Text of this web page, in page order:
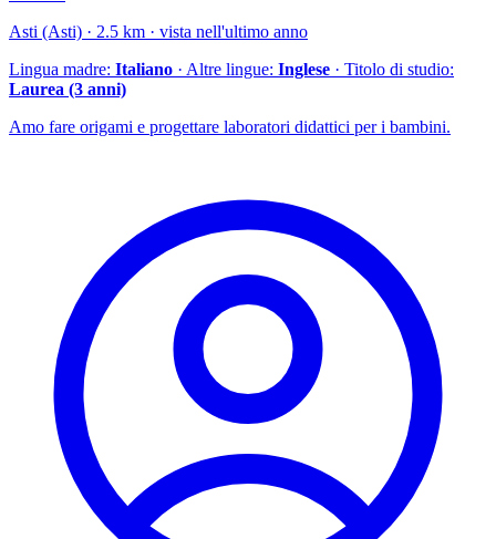
Asti (Asti) · 2.5 km · vista nell'ultimo anno
Lingua madre: Italiano · Altre lingue: Inglese · Titolo di studio:
Laurea (3 anni)
Amo fare origami e progettare laboratori didattici per i bambini.